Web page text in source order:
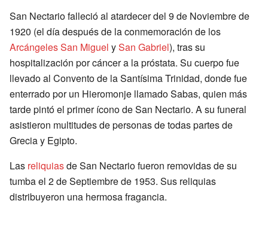
San Nectario falleció al atardecer del 9 de Noviembre de
1920 (el día después de la conmemoración de los
Arcángeles San Miguel ySan Gabriel), tras su
hospitalización por cáncer a la próstata. Su cuerpo fue
llevado al Convento de la Santísima Trinidad, donde fue
enterrado por un Hieromonje llamado Sabas, quien más
tarde pintó el primer ícono de San Nectario. A su funeral
asistieron multitudes de personas de todas partes de
Grecia y Egipto.
Las reliquiasde San Nectario fueron removidas de su
tumba el 2 de Septiembre de 1953. Sus reliquias
distribuyeron una hermosa fragancia.